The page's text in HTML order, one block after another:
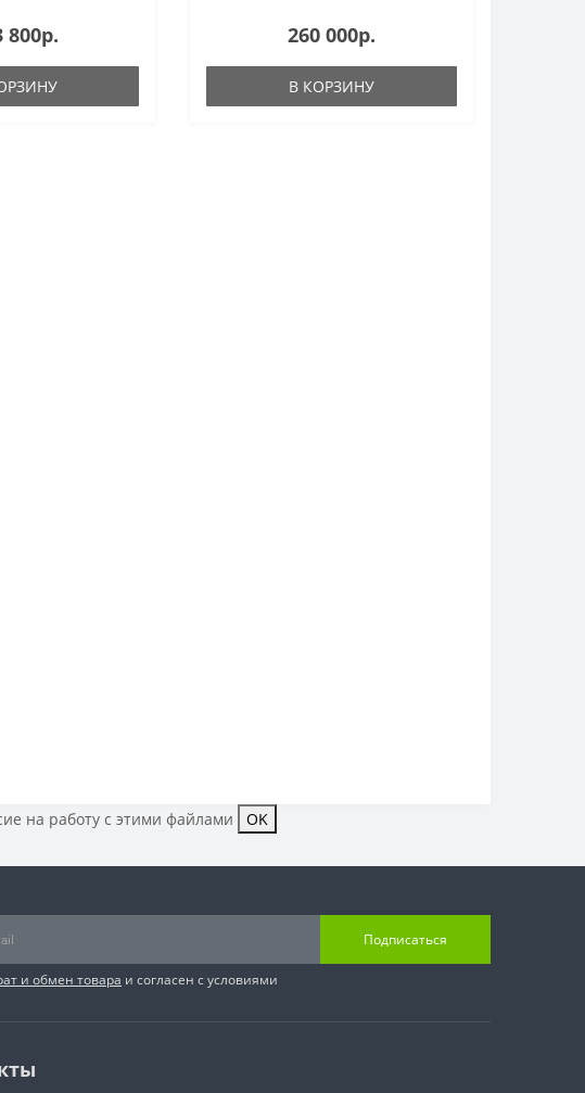
800р. 260 000р.
В КОРЗИНУ
на работу с этими файлами OK
Подписаться
и обмен товара и согласен с условиями